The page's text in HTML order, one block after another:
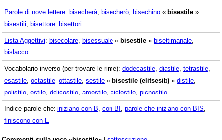
Parole di nove lettere: bisecherà bisecherò bisechino « bisestile »
bisestili bisettore bisettori
Lista Aggettivi: bisecolare bisessuale « bisestile » bisettimanale
bislacco
Vocabolario inverso (per trovare le rime): dodecastile diastile tetrastile
esastile octastile ottastile sestile « bisestile (elitsesib) » distile
polistile ostile dolicostile areostile ciclostile picnostile
Indice parole che: iniziano con B con BI parole che iniziano con BIS
finiscono con E